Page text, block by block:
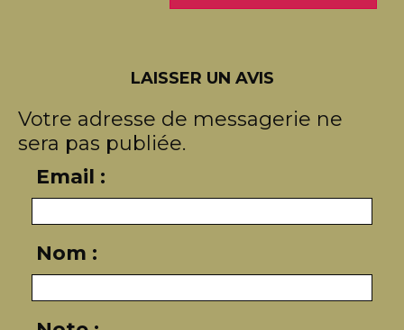
LAISSER UN AVIS
Votre adresse de messagerie ne
sera pas publiée.
Email :
Nom :